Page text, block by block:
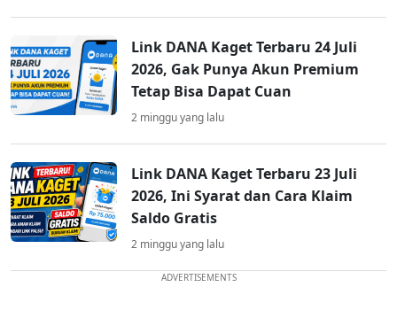
Link DANA Kaget Terbaru 24 Juli
2026, Gak Punya Akun Premium
Tetap Bisa Dapat Cuan
2 minggu yang lalu
Link DANA Kaget Terbaru 23 Juli
2026, Ini Syarat dan Cara Klaim
Saldo Gratis
2 minggu yang lalu
ADVERTISEMENTS